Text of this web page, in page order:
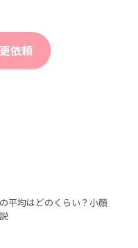
依頼
平均はどのくらい？小顔